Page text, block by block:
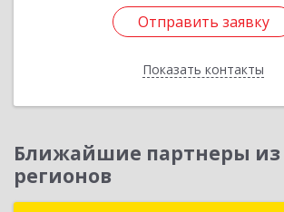
Отправить заявку
Показать контакты
Отправить заявку
Назад
Ближайшие партнеры из
регионов